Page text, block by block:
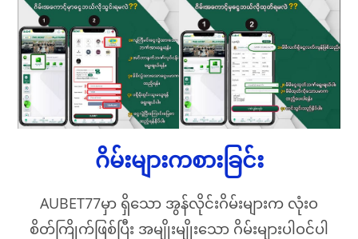
ဂိမ်းများကစားခြင်း
AUBET77မှာ ရှိသော အွန်လိုင်းဂိမ်းများက လုံးဝ
စိတ်ကြိုက်ဖြစ်ပြီး အမျိုးမျိုးသော ဂိမ်းများပါဝင်ပါ